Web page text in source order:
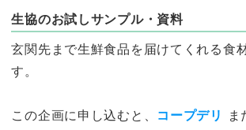
生協のお試しサンプル・資料
玄関先まで生鮮食品を届けてくれる食
す。
この企画に申し込むと、 コープデリ ま